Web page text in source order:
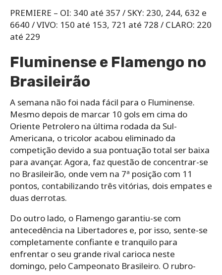
PREMIERE – OI: 340 até 357 / SKY: 230, 244, 632 e
6640 / VIVO: 150 até 153, 721 até 728 / CLARO: 220
até 229
Fluminense e Flamengo no
Brasileirão
A semana não foi nada fácil para o Fluminense.
Mesmo depois de marcar 10 gols em cima do
Oriente Petrolero na última rodada da Sul-
Americana, o tricolor acabou eliminado da
competição devido a sua pontuação total ser baixa
para avançar. Agora, faz questão de concentrar-se
no Brasileirão, onde vem na 7ª posição com 11
pontos, contabilizando três vitórias, dois empates e
duas derrotas.
Do outro lado, o Flamengo garantiu-se com
antecedência na Libertadores e, por isso, sente-se
completamente confiante e tranquilo para
enfrentar o seu grande rival carioca neste
domingo, pelo Campeonato Brasileiro. O rubro-